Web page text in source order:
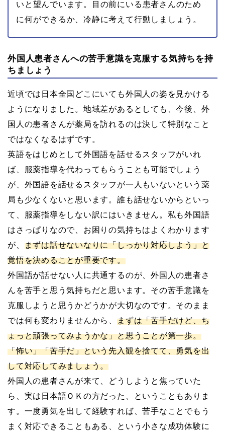
いと望んでいます。目の前にいる患者さんのため
に何ができるか、冷静に考えて行動しましょう。
外国人患者さんへの苦手意識を克服する気持ちを持
ちましょう
近頃では日本全国どこにいても外国人の姿を見かける
ようになりました。地域差があるとしても、今後、外
国人の患者さんが薬局を訪れるのは決して特別なこと
ではなくなるはずです。
英語をはじめとして外国語を話せるスタッフがいれ
ば、服薬指導を代わってもらうことも可能でしょう
が、外国語を話せるスタッフが一人もいないという薬
局も少なくないと思います。誰も話せないからといっ
て、服薬指導をしない訳にはいきません。私も外国語
はさっぱりなので、お困りの気持ちはよくわかります
が、 まずは話せないなりに「しっかり対応しよう」と
覚悟を決めることが重要です。
外国語が話せない人に共通するのが、外国人の患者さ
んを苦手と思う気持ちだと思います。その苦手意識を
克服しようと思うかどうかが大切なのです。そのまま
では何も変わりませんから、 まずは「苦手だけど、ち
ょっと頑張ってみようかな」と思うことが第一歩。
「怖い」「苦手だ」という先入観を捨てて、勇気を出
して対応してみましょう。
外国人の患者さんが来て、どうしようと焦っていた
ら、実は日本語ＯＫの方だった、ということもありま
す。一度勇気を出して経験すれば、苦手なことでもう
まく対応できることもある、という小さな成功体験に